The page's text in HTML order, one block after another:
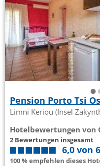
Pension Porto Tsi
Limni Keriou (Insel
Hotelbewertungen von
2 Bewertungen insgesamt
6,0 von 6
100 % empfehlen dieses